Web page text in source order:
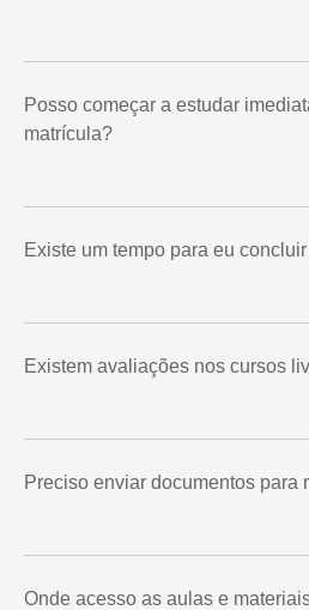
Posso começar a estudar
matrícula?
Existe um tempo para eu
Existem avaliações nos cursos
Preciso enviar documentos para
Onde acesso as aulas e